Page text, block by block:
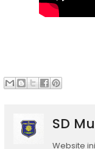
SD
Website